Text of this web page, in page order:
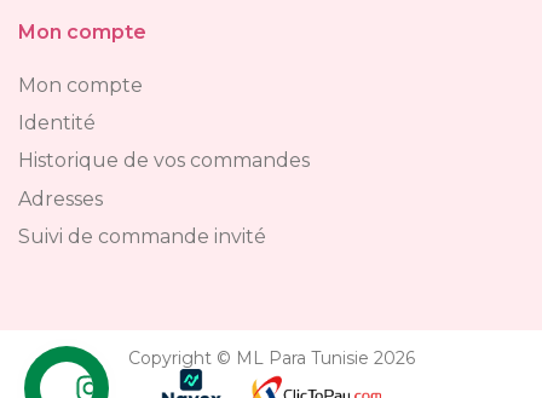
Mon compte
Mon compte
Identité
Historique de vos commandes
Adresses
Suivi de commande invité
Copyright © ML Para Tunisie 2026